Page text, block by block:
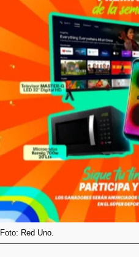
Foto: Red Uno.